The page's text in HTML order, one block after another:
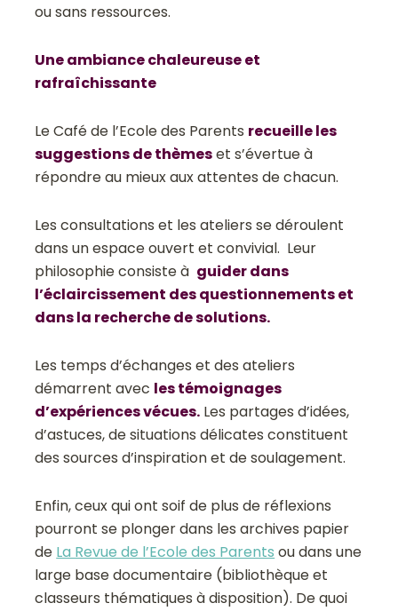
ou sans ressources.
Une ambiance chaleureuse et
rafraîchissante
Le Café de l’Ecole des Parents recueille les
suggestions de thèmeset s’évertue à
répondre au mieux aux attentes de chacun.
Les consultations et les ateliers se déroulent
dans un espace ouvert et convivial. Leur
philosophie consiste à guider dans
l’éclaircissement des questionnements et
dans la recherche de solutions.
Les temps d’échanges et des ateliers
démarrent avec les témoignages
d’expériences vécues. Les partages d’idées,
d’astuces, de situations délicates constituent
des sources d’inspiration et de soulagement.
Enfin, ceux qui ont soif de plus de réflexions
pourront se plonger dans les archives papier
de La Revue de l’Ecole des Parents ou dans une
large base documentaire (bibliothèque et
classeurs thématiques à disposition). De quoi